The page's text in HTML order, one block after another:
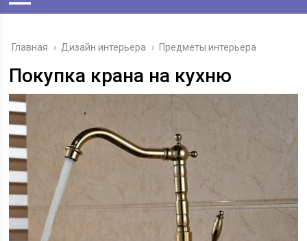
Главная › Дизайн интерьера › Предметы интерьера
Покупка крана на кухню